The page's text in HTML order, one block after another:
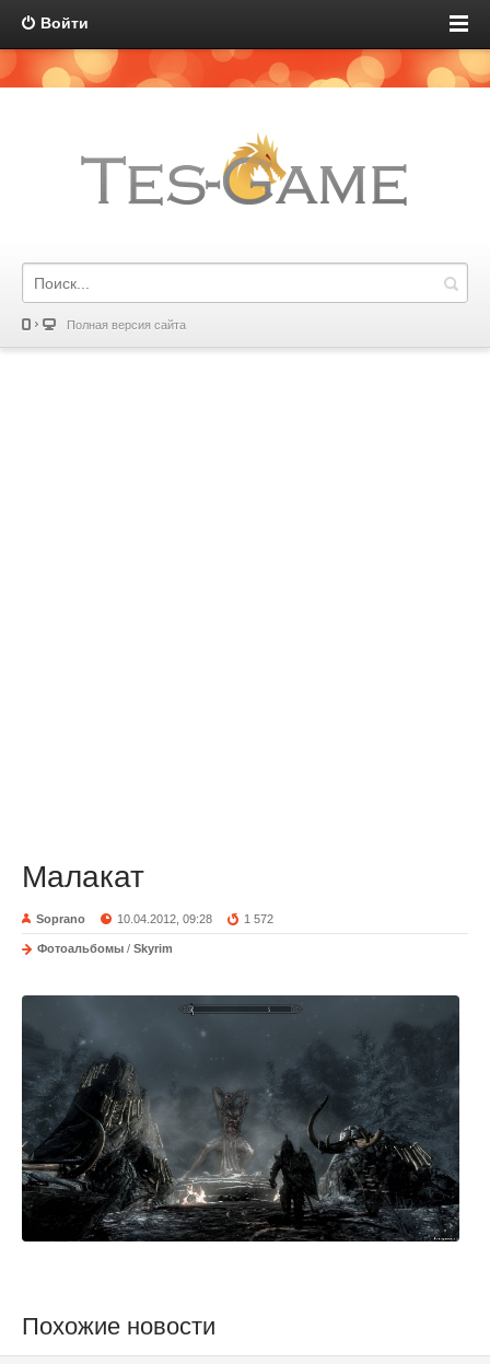
Войти
Полная версия сайта
Малакат
Soprano 10.04.2012, 09:28 1 572
Фотоальбомы / Skyrim
Похожие новости